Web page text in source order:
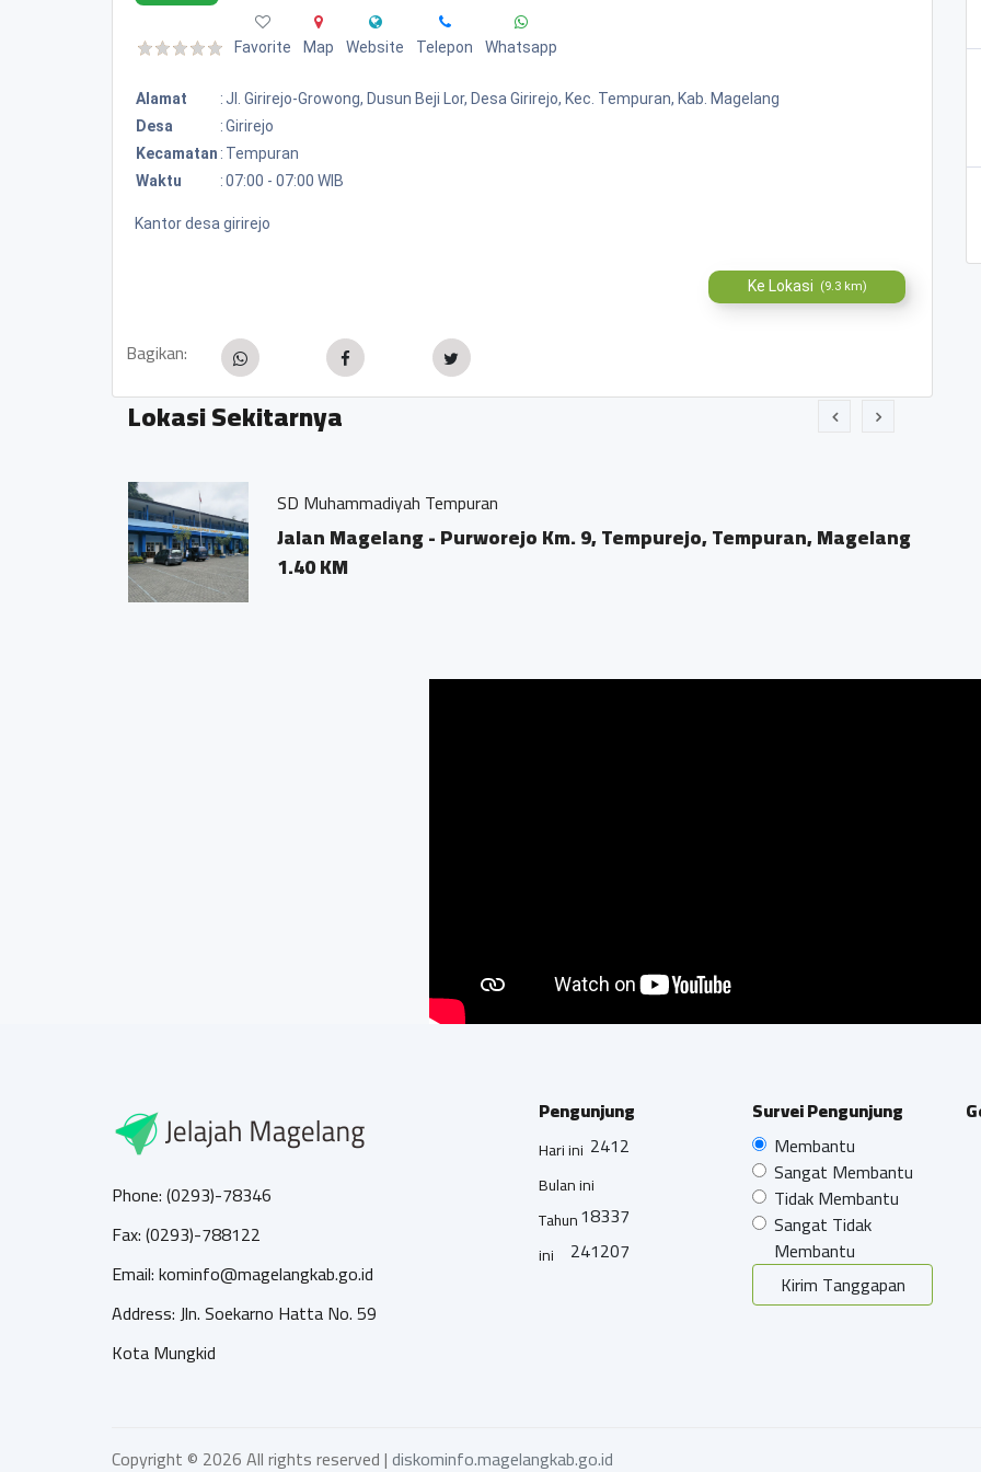
Favorite Map Website Telepon Whatsapp
Alamat : Jl. Girirejo-Growong, Dusun Beji Lor, Desa Girirejo, Kec. Tempuran, Kab. Magelang
Desa
:Girirejo
Kecamatan : Tempuran
Waktu
:07:00 - 07:00 WIB
Kantor desa girirejo
Ke Lokasi (9.3 km)
Bagikan:
Lokasi Sekitarnya
SD Muhammadiyah Tempuran
Jalan Magelang - Purworejo Km. 9, Tempurejo, Tempuran, Magelang
1.40 KM
Phone: (0293)-78346
Fax: (0293)-788122
Email: kominfo@magelangkab.go.id
Address: Jln. Soekarno Hatta No. 59
Kota Mungkid
Pengunjung
Hari ini 2412
Bulan ini
18337
Tahun
ini
241207
Survei Pengunjung
Membantu
Sangat Membantu
Tidak Membantu
Sangat Tidak
Membantu
Kirim Tanggapan
Copyright © 2026 All rights reserved |diskominfo.magelangkab.go.id